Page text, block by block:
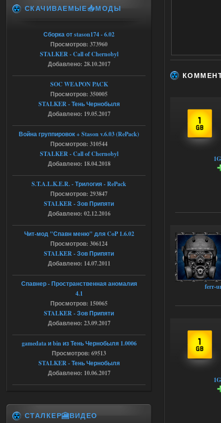
ferr-
Ответить ➤
04.08.2026
Объединенный Пак 2 + OGSR +
STCoP WP 3.4
Stalker-Mods-Clan-su
Доступно только для пользователей
Ответить ➤
04.08.2026
Объединенный Пак 2 + OGSR +
STCoP WP 3.4
16:48
Stalker-Mods-Clan-su
Доступно только для пользователей
Объединенный Пак 2 + OGSR +
STCoP WP 3.4
andreyforest1993
вот ещё этот же трелер с
вашего сайта, https://stalker-
mods.su/news/op_2_ogsr_stcop_wp_3_4
_trejler_2022/2022-11-30-6818
Объединенный Пак 2 + OGSR +
STCoP WP 3.4
15:03
andreyforest1993
это и есть эта версия мода
Объединенный Пак 2 + OGSR
+ STCoP WP 3.4, только нет ни каких
анимаций курения и анимаций еды и
Объединенный Пак 2 + OGSR +
СКАЧИВАЕМЫЕ📥МОДЫ
Сборка от stason174 - 6.02
Просмотров: 373960
STALKER - Call of Chernobyl
Добавлено: 28.10.2017
SOC WEAPON PACK
Просмотров: 350005
STALKER - Тень Чернобыля
Добавлено: 19.05.2017
Война группировок + Stason v.6.03 (RePack)
Просмотров: 310544
STALKER - Call of Chernobyl
Добавлено: 18.04.2018
S.T.A.L.K.E.R. - Трилогия - RePack
Просмотров: 293847
STALKER - Зов Припяти
Добавлено: 02.12.2016
Чит-мод "Спавн меню" для CoP 1.6.02
Просмотров: 306124
STALKER - Зов Припяти
Добавлено: 14.07.2011
Спавнер - Пространственная аномалия
4.1
Просмотров: 150065
STALKER - Зов Припяти
Добавлено: 23.09.2017
gamedata и bin из Тень Чернобыля 1.0006
Просмотров: 69513
STALKER - Тень Чернобыля
Добавлено: 10.06.2017
СТАЛКЕР🎦ВИДЕО